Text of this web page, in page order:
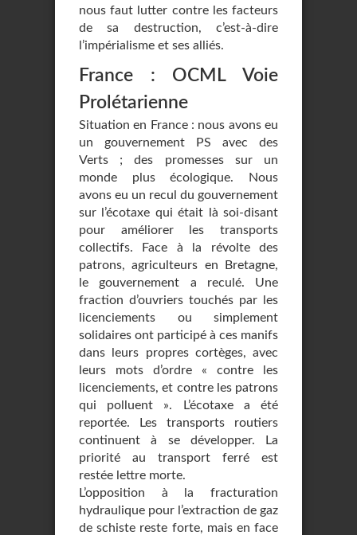
nous faut lutter contre les facteurs
de sa destruction, c’est-à-dire
l’impérialisme et ses alliés.
France : OCML Voie
Prolétarienne
Situation en France : nous avons eu
un gouvernement PS avec des
Verts ; des promesses sur un
monde plus écologique. Nous
avons eu un recul du gouvernement
sur l’écotaxe qui était là soi-disant
pour améliorer les transports
collectifs. Face à la révolte des
patrons, agriculteurs en Bretagne,
le gouvernement a reculé. Une
fraction d’ouvriers touchés par les
licenciements ou simplement
solidaires ont participé à ces manifs
dans leurs propres cortèges, avec
leurs mots d’ordre « contre les
licenciements, et contre les patrons
qui polluent ». L’écotaxe a été
reportée. Les transports routiers
continuent à se développer. La
priorité au transport ferré est
restée lettre morte.
L’opposition à la fracturation
hydraulique pour l’extraction de gaz
de schiste reste forte, mais en face